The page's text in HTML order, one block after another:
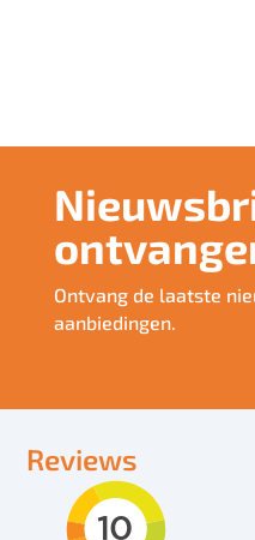
Ontvang de laatste
aanbiedingen.
Reviews